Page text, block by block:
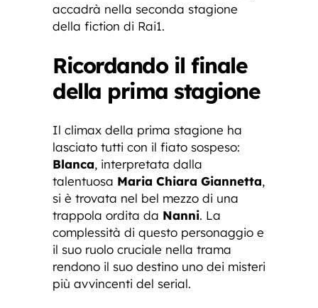
accadrà nella seconda stagione
della fiction di Rai1.
Ricordando il finale
della prima stagione
Il climax della prima stagione ha
lasciato tutti con il fiato sospeso:
Blanca, interpretata dalla
talentuosa Maria Chiara Giannetta,
si è trovata nel bel mezzo di una
trappola ordita da Nanni. La
complessità di questo personaggio e
il suo ruolo cruciale nella trama
rendono il suo destino uno dei misteri
più avvincenti del serial.